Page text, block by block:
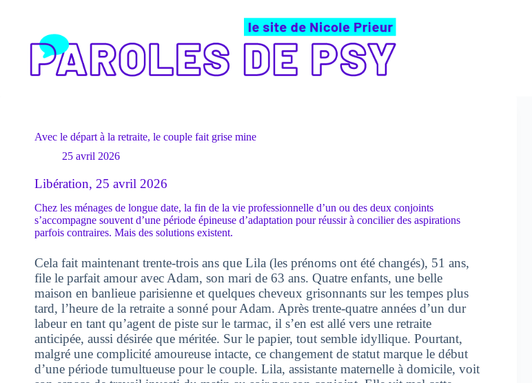
Avec le départ à la retraite, le couple fait grise mine
25 avril 2026
Libération, 25 avril 2026
Chez les ménages de longue date, la fin de la vie professionnelle d’un ou des deux conjoints
s’accompagne souvent d’une période épineuse d’adaptation pour réussir à concilier des aspirations
parfois contraires. Mais des solutions existent.
Cela fait maintenant trente-trois ans que Lila (les prénoms ont été changés), 51 ans,
file le parfait amour avec Adam, son mari de 63 ans. Quatre enfants, une belle
maison en banlieue parisienne et quelques cheveux grisonnants sur les tempes plus
tard, l’heure de la retraite a sonné pour Adam. Après trente-quatre années d’un dur
labeur en tant qu’agent de piste sur le tarmac, il s’en est allé vers une retraite
anticipée, aussi désirée que méritée. Sur le papier, tout semble idyllique. Pourtant,
malgré une complicité amoureuse intacte, ce changement de statut marque le début
d’une période tumultueuse pour le couple. Lila, assistante maternelle à domicile, voit